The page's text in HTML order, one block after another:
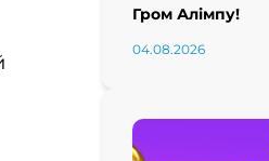
Гром Алімпу!
04.08.2026